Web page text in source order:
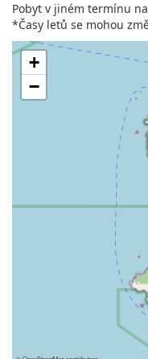
Pobyt v jiném termínu
*Časy letů se mohou
+
−